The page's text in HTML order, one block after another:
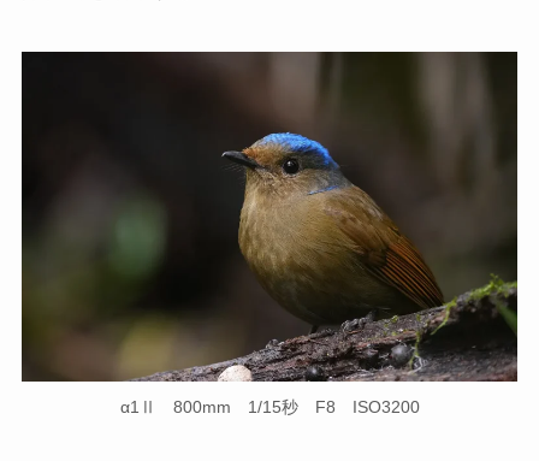
α1Ⅱ 800mm 1/15秒 F8 ISO3200